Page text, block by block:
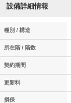
設備詳細情報
種別 / 構造
所在階 / 階数
契約期間
更新料
損保